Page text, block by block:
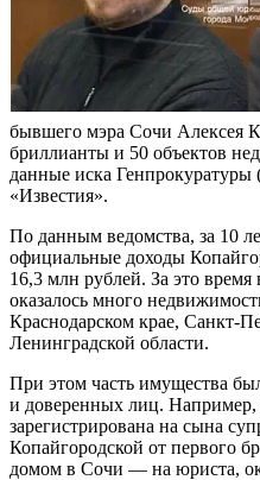
бывшего мэра Сочи Алексея
бриллианты и 50 объектов
данные иска
«Известия».
По данным ведомства, за 10
официальные доходы
16,3 млн рублей. За это
оказалось много
Краснодарском крае, Санкт-
Ленинградской области.
При этом часть имущества
и доверенных лиц. Например,
зарегистрирована на сына
Копайгородской от первого
домом в Сочи — на юриста,